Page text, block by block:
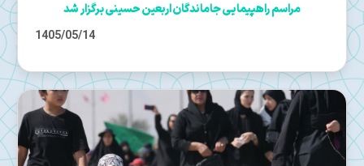
مراسم راهپیمایی جاماندگان اربعین حسینی برگزار شد
1405/05/14